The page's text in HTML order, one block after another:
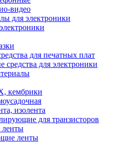
видео
для электроники
для печатных плат
для электроники
кембрики
изолента
для транзисторов
ленты